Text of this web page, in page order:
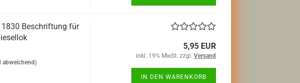
Beschriftung für
abweichend)
5,95 EUR
inkl. 19% MwSt. zzgl. Versand
IN DEN WARENKORB